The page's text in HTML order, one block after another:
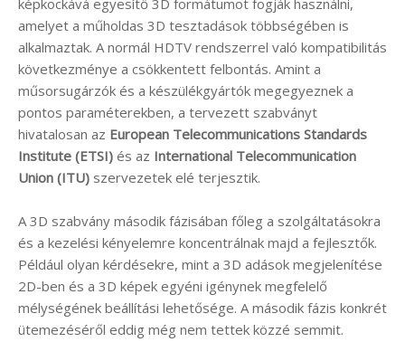
amelyet a műholdas 3D tesztadások többségében is
alkalmaztak. A normál HDTV rendszerrel való kompatibilitás
következménye a csökkentett felbontás. Amint a
műsorsugárzók és a készülékgyártók megegyeznek a
pontos paraméterekben, a tervezett szabványt
hivatalosan az European Telecommunications Standards
Institute (ETSI) és az International Telecommunication
Union (ITU) szervezetek elé terjesztik.
A 3D szabvány második fázisában főleg a szolgáltatásokra
és a kezelési kényelemre koncentrálnak majd a fejlesztők.
Például olyan kérdésekre, mint a 3D adások megjelenítése
2D-ben és a 3D képek egyéni igénynek megfelelő
mélységének beállítási lehetősége. A második fázis konkrét
ütemezéséről eddig még nem tettek közzé semmit.